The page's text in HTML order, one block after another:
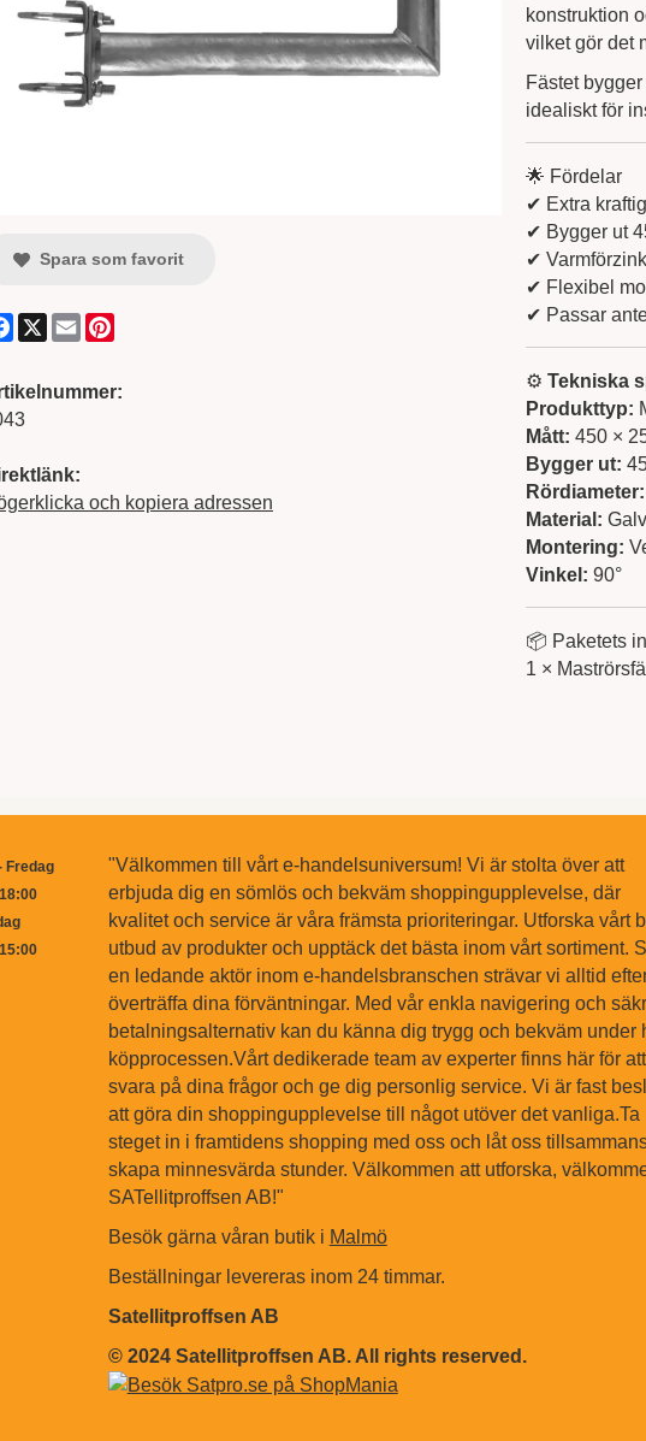
konstruktion
vilket gör det
Fästet
idealiskt för
🌟 Fördelar
✔ Extra
✔ Bygger ut
✔
✔ Flexibel
✔ Passar
⚙️ Tekniska
Produkttyp:
Mått: 450 ×
Bygger ut:
Rördiameter:
Material:
Montering:
Vinkel: 90°
📦 Paketets
1 ×
Spara som favorit
Facebook
X Email
och kopiera adressen
Fredag
"Välkommen till vårt e-handelsuniversum! Vi är stolta över att
erbjuda dig en sömlös och bekväm shoppingupplevelse, där
kvalitet och service är våra främsta prioriteringar. Utforska vårt
utbud av produkter och upptäck det bästa inom vårt sortiment.
en ledande aktör inom e-handelsbranschen strävar vi alltid
överträffa dina förväntningar. Med vår enkla navigering och
betalningsalternativ kan du känna dig trygg och bekväm under
köpprocessen.Vårt dedikerade team av experter finns här för att
svara på dina frågor och ge dig personlig service. Vi är fast
att göra din shoppingupplevelse till något utöver det vanliga.Ta
steget in i framtidens shopping med oss och låt oss
skapa minnesvärda stunder. Välkommen att utforska,
SATellitproffsen AB!"
Besök gärna våran butik i Malmö
Beställningar levereras inom 24 timmar.
Satellitproffsen AB
© 2024 Satellitproffsen AB. All rights reserved.